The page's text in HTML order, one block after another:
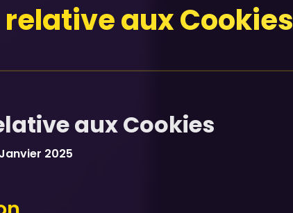
aux Cookies
aux Cookies
2025